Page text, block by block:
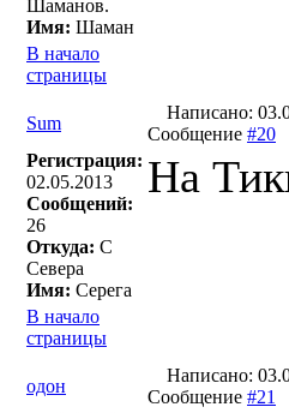
Шаманов.
Имя: Шаман
В начало
страницы
Sum
Написано:
Сообщение #20
Регистрация:
02.05.2013
Сообщений:
26
Откуда: С
Севера
Имя: Серега
На
В начало
страницы
одон
Написано:
Сообщение #21